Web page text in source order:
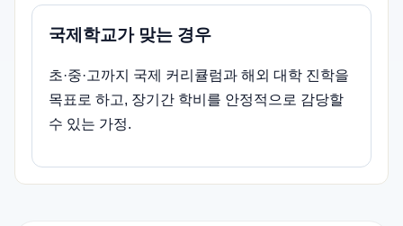
국제학교가 맞는 경우
초·중·고까지 국제 커리큘럼과 해외 대학 진학을
목표로 하고, 장기간 학비를 안정적으로 감당할
수 있는 가정.